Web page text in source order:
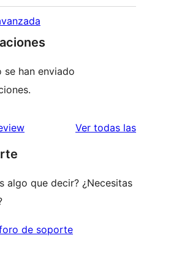
se han enviado
Ver todas las
algo que decir? ¿Necesitas
de soporte